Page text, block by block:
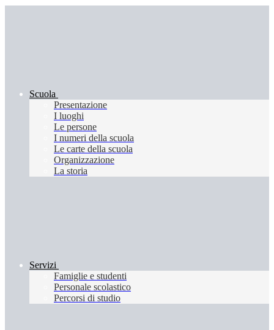
Scuola
Presentazione
I luoghi
Le persone
I numeri della scuola
Le carte della scuola
Organizzazione
La storia
Servizi
Famiglie e studenti
Personale scolastico
Percorsi di studio